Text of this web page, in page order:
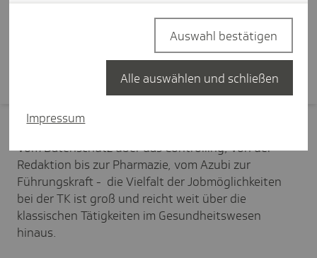
Spezialistin, Spezialist oder Führungskraft - die TK
Karrieremöglichkeiten. Die Türen stehen offen,
Vom Datenschutz über das Controlling, von der
Redaktion bis zur Pharmazie, vom Azubi zur
Führungskraft - die Vielfalt der Jobmöglichkeiten
bei der TK ist groß und reicht weit über die
klassischen Tätigkeiten im Gesundheitswesen
hinaus.
Impressum
Auswahl bestätigen
Alle auswählen und schließen